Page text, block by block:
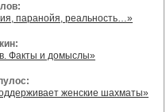
паранойя, реальность…»
Факты и домыслы»
женские шахматы»